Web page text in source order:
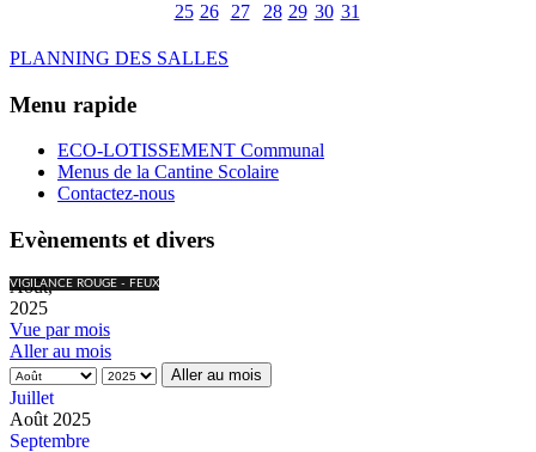
25 26 27 28 29 30 31
PLANNING DES SALLES
Menu rapide
ECO-LOTISSEMENT Communal
Menus de la Cantine Scolaire
Contactez-nous
Evènements et divers
VIGILANCE ROUGE - FEUX
Août,
2025
Vue par mois
Aller au mois
Aller au mois
Juillet
Août 2025
Septembre